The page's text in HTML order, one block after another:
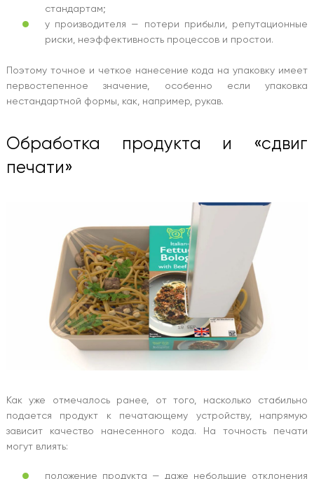
стандартам;
у производителя — потери прибыли, репутационные
риски, неэффективность процессов и простои.
Поэтому точное и четкое нанесение кода на упаковку имеет
первостепенное значение, особенно если упаковка
нестандартной формы, как, например, рукав.
Обработка продукта и «сдвиг
печати»
Как уже отмечалось ранее, от того, насколько стабильно
подается продукт к печатающему устройству, напрямую
зависит качество нанесенного кода. На точность печати
могут влиять:
положение продукта — даже небольшие отклонения